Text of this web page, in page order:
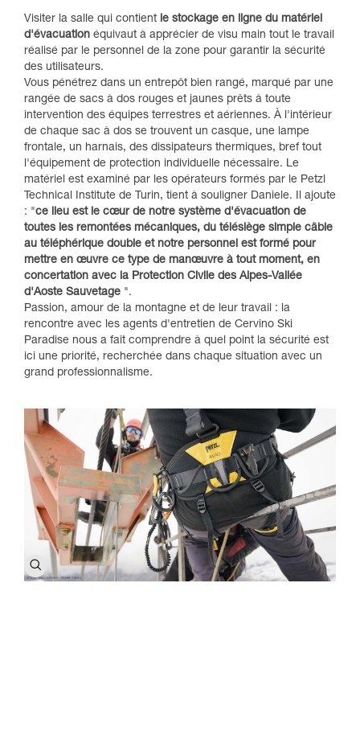
Visiter la salle qui contient le stockage en ligne du matériel
d'évacuation équivaut à apprécier de visu main tout le travail
réalisé par le personnel de la zone pour garantir la sécurité
des utilisateurs.
Vous pénétrez dans un entrepôt bien rangé, marqué par une
rangée de sacs à dos rouges et jaunes prêts à toute
intervention des équipes terrestres et aériennes. À l'intérieur
de chaque sac à dos se trouvent un casque, une lampe
frontale, un harnais, des dissipateurs thermiques, bref tout
l'équipement de protection individuelle nécessaire. Le
matériel est examiné par les opérateurs formés par le Petzl
Technical Institute de Turin, tient à souligner Daniele. Il ajoute
: "ce lieu est le cœur de notre système d'évacuation de
toutes les remontées mécaniques, du télésiège simple câble
au téléphérique double et notre personnel est formé pour
mettre en œuvre ce type de manœuvre à tout moment, en
concertation avec la Protection Civile des Alpes-Vallée
d'Aoste Sauvetage ".
Passion, amour de la montagne et de leur travail : la
rencontre avec les agents d'entretien de Cervino Ski
Paradise nous a fait comprendre à quel point la sécurité est
ici une priorité, recherchée dans chaque situation avec un
grand professionnalisme.